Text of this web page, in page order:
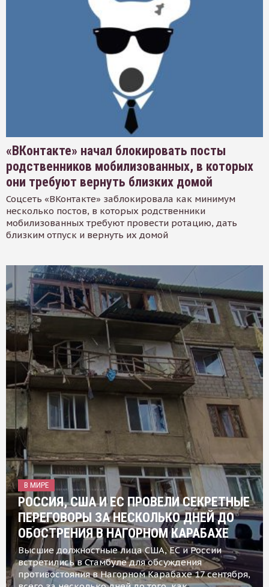
«ВКонтакте» начал блокировать посты
родственников мобилизованных, в которых
они требуют вернуть близких домой
Соцсеть «ВКонтакте» заблокировала как минимум
несколько постов, в которых родственники
мобилизованных требуют провести ротацию, дать
близким отпуск и вернуть их домой
В МИРЕ
РОССИЯ, США И ЕС ПРОВЕЛИ СЕКРЕТНЫЕ
ПЕРЕГОВОРЫ ЗА НЕСКОЛЬКО ДНЕЙ ДО
ОБОСТРЕНИЯ В НАГОРНОМ КАРАБАХЕ
Высшие должностные лица США, ЕС и России
встретились в Стамбуле для обсуждения
противостояния в Нагорном Карабахе 17 сентября,